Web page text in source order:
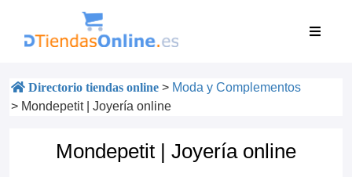
Directorio tiendas online > Moda y Complementos
> Mondepetit | Joyería online
Mondepetit | Joyería online